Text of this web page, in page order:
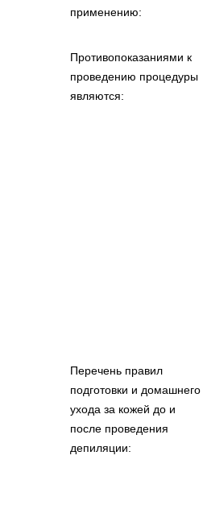
применению:
Противопоказаниями к
проведению процедуры
являются:
Перечень правил
подготовки и домашнего
ухода за кожей до и
после проведения
депиляции: